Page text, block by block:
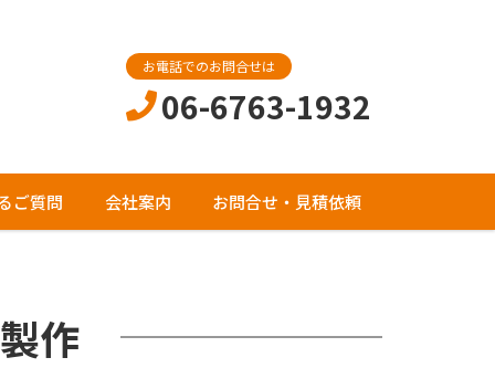
お電話でのお問合せは
06-6763-1932
ご質問 会社案内 お問合せ・見積依頼
作